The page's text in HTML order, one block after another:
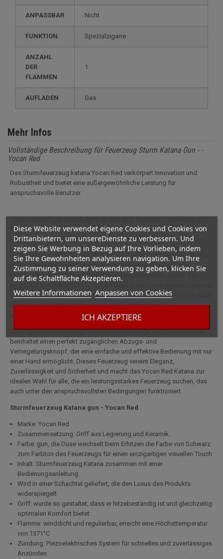
Diese Website verwendet eigene Cookies und Cookies von
Drittanbietern, um unsereDienste zu verbessern. Und
zeigen Sie Werbung in Bezug auf Ihre Vorlieben, indem
Sie Ihre Gewohnheiten analysieren navigation. Um Ihre
Zustimmung zu seiner Verwendung zu geben, klicken Sie
auf die Schaltfläche Akzeptieren.
Weitere Informationen Anpassen von Cookies
ICH AKZEPTIERE
ANPASSBAR nicht
FUNKTION spezialzigarre
ANZAHL
DER
FLAMMEN
1
AUFLADEN gas
Mehr Infos
Vollständige Beschreibung für Feuerzeug Sturm Katana Gun - -
Yocan Red
Das Sturmfeuerzeug katana Yocan Red verkörpert Innovation und
Robustheit und bietet eine außergewöhnliche Leistung für
anspruchsvolle Benutzer.
Keramik gefertigt. Das Yocan Red Katana garantiert eine optimale
Hitzebeständigkeit und ermöglicht eine lange und sichere Nutzung.
Dieses Modell zeichnet sich durch seine thermochrome Düse aus, die
je nach Temperatur die Farbe wechselt, eine praktische visuelle
Kontrolle bietet und die Sicherheit bei der Verwendung erhöht. Die
einstellbare Flamme des Yocan Red Katana kann eine beeindruckende
Temperatur von 1371°C erreichen und bietet eine präzise Kontrolle über
die Intensität und eine Reichweite von über 30 cm bei
außergewöhnlicher Windbeständigkeit.
Das ergonomische Design des Sturmfeuerzeugs Yocan Red Katana
beinhaltet einen perfekt zugänglichen Abzugs- und
Verriegelungsknopf, der eine einfache und effektive Bedienung mit nur
einer Hand ermöglicht. Dieses Feuerzeug vereint Eleganz,
Zuverlässigkeit und Sicherheit und macht das Yocan Red Katana zur
idealen Wahl für alle, die ein leistungsstarkes Feuerzeug suchen, das
auch unter den anspruchsvollsten Bedingungen funktioniert
Sturmfeuerzeug Katana gun - Yocan Red
Marke: Yocan Red
Zusammensetzung: Griff aus Legierung und Keramik.
Farbe: gun, die Düse wechselt beim Erhitzen die Farbe von Schwarz
zum Farbton des Feuerzeugs für einen einzigartigen visuellen Touch
Inhalt: Sturmfeuerzeug Katana zusammen mit einer
Bedienungsanleitung
Wird in einer Schachtel geliefert, die den Luxus des Produkts
widerspiegelt
Griff: wurde so gestaltet, dass er hitzebeständig ist und gleichzeitig
optimalen Komfort bietet
Flamme: winddicht und regulierbar, erreicht eine Höchsttemperatur
von 1371°C
Zündung: Piezoelektrisches System für schnelles und zuverlässiges
Anzünden